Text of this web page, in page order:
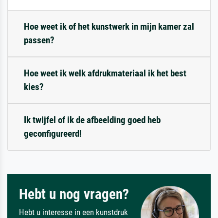
Hoe weet ik of het kunstwerk in mijn kamer zal
passen?
Hoe weet ik welk afdrukmateriaal ik het best
kies?
Ik twijfel of ik de afbeelding goed heb
geconfigureerd!
Hebt u nog vragen?
Hebt u interesse in een kunstdruk